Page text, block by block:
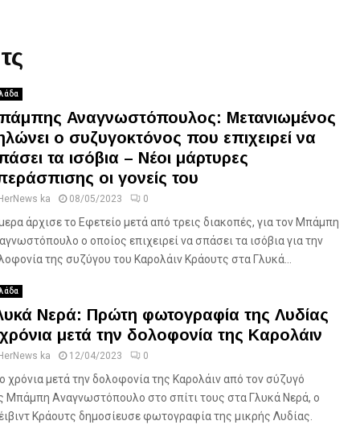
Αναγνωστόπουλος: Μετανιωμένος
ο συζυγοκτόνος που επιχειρεί να
τα ισόβια – Νέοι μάρτυρες
οι γονείς του
ka 08/05/2023 0
άρχισε το Εφετείο μετά από τρεις διακοπές, για τον Μπάμπη
ο οποίος επιχειρεί να σπάσει τα ισόβια για την
της συζύγου του Καρολάιν Κράουτς στα Γλυκά...
Νερά: Πρώτη φωτογραφία της Λυδίας
μετά την δολοφονία της Καρολάιν
ka 12/04/2023 0
χρόνια μετά την δολοφονία της Καρολάιν από τον σύζυγό
Μπάμπη Αναγνωστόπουλο στο σπίτι τους στα Γλυκά Νερά, ο
Κράουτς δημοσίευσε φωτογραφία της μικρής Λυδίας.